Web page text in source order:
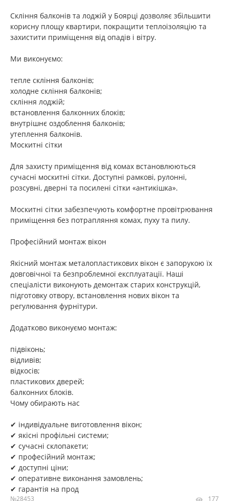
Скління балконів та лоджій у Боярці дозволяє збільшити
корисну площу квартири, покращити теплоізоляцію та
захистити приміщення від опадів і вітру.
Ми виконуємо:
тепле скління балконів;
холодне скління балконів;
скління лоджій;
встановлення балконних блоків;
внутрішнє оздоблення балконів;
утеплення балконів.
Москитні сітки
Для захисту приміщення від комах встановлюються
сучасні москитні сітки. Доступні рамкові, рулонні,
розсувні, дверні та посилені сітки «антикішка».
Москитні сітки забезпечують комфортне провітрювання
приміщення без потрапляння комах, пуху та пилу.
Професійний монтаж вікон
Якісний монтаж металопластикових вікон є запорукою їх
довговічної та безпроблемної експлуатації. Наші
спеціалісти виконують демонтаж старих конструкцій,
підготовку отвору, встановлення нових вікон та
регулювання фурнітури.
Додатково виконуємо монтаж:
підвіконь;
відливів;
відкосів;
пластикових дверей;
балконних блоків.
Чому обирають нас
✔ індивідуальне виготовлення вікон;
✔ якісні профільні системи;
✔ сучасні склопакети;
✔ професійний монтаж;
✔ доступні ціни;
✔ оперативне виконання замовлень;
✔ гарантія на прод
№28453 177